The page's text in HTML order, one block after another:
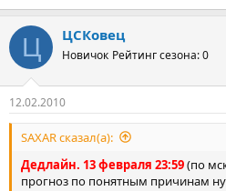
Ц ЦСКовец
Новичок Рейтинг сезона: 0
12.02.2010
SAXAR сказал(а):
Дедлайн. 13 февраля 23:59(по
прогноз по понятным причинам